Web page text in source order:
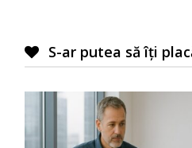
S-ar putea să îți